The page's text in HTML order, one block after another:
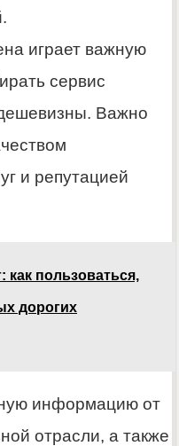
играет важную
сервис
Важно
и репутацией
как пользоваться,
дорогих
информацию от
отрасли, а также